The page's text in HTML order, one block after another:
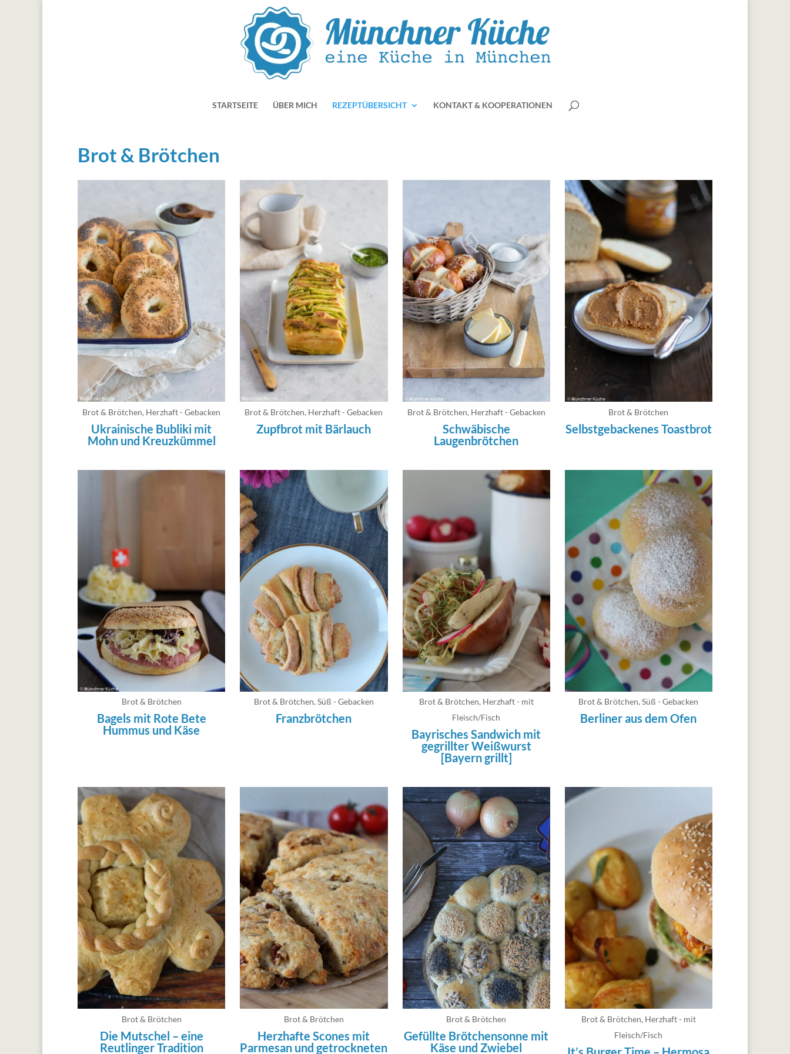
STARTSEITE ÜBER MICH REZEPTÜBERSICHT KONTAKT & KOOPERATIONEN
Brot & Brötchen
Brot & Brötchen, Herzhaft - Gebacken
Ukrainische Bubliki mit
Mohn und Kreuzkümmel
Brot & Brötchen, Herzhaft - Gebacken
Zupfbrot mit Bärlauch
Brot & Brötchen, Herzhaft - Gebacken
Schwäbische
Laugenbrötchen
Brot & Brötchen
Selbstgebackenes Toastbrot
Brot & Brötchen
Bagels mit Rote Bete
Hummus und Käse
Brot & Brötchen,Süß - Gebacken
Franzbrötchen
Brot & Brötchen, Herzhaft - mit
Fleisch/Fisch
Bayrisches Sandwich mit
gegrillter Weißwurst
[Bayern grillt]
Brot & Brötchen,Süß - Gebacken
Berliner aus dem Ofen
Brot & Brötchen
Die Mutschel – eine
Reutlinger Tradition
Brot & Brötchen
Herzhafte Scones mit
Parmesan und getrockneten
Brot & Brötchen
Gefüllte Brötchensonne mit
Käse und Zwiebel
Brot & Brötchen, Herzhaft - mit
Fleisch/Fisch